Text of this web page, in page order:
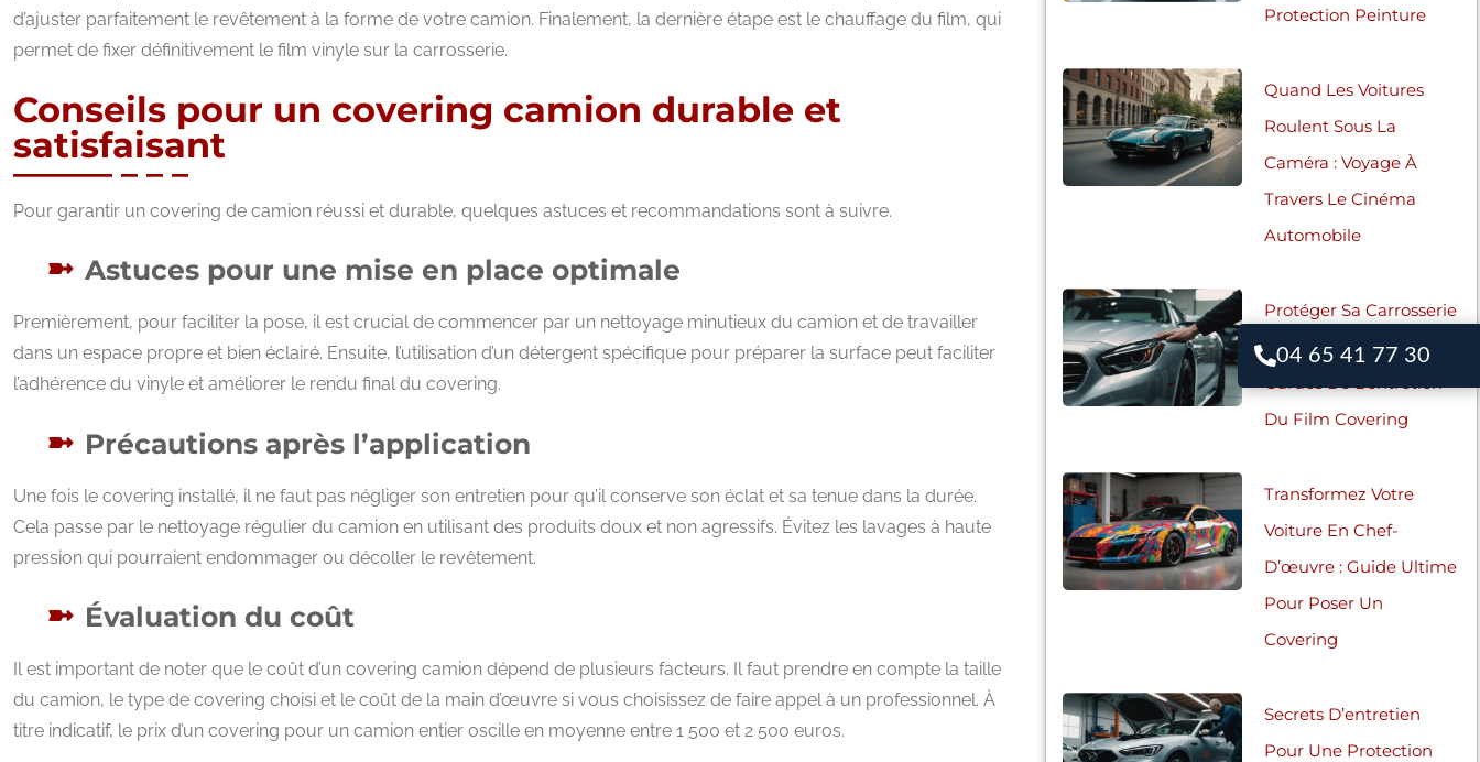
d’ajuster parfaitement le revêtement à la forme de votre camion. Finalement, la dernière étape est le chauffage du film, qui
permet de fixer définitivement le film vinyle sur la carrosserie.
Conseils pour un covering camion durable et
satisfaisant
Pour garantir un covering de camion réussi et durable, quelques astuces et recommandations sont à suivre.
Astuces pour une mise en place optimale
Premièrement, pour faciliter la pose, il est crucial de commencer par un nettoyage minutieux du camion et de travailler
dans un espace propre et bien éclairé. Ensuite, l’utilisation d’un détergent spécifique pour préparer la surface peut faciliter
l’adhérence du vinyle et améliorer le rendu final du covering.
Précautions après l’application
Une fois le covering installé, il ne faut pas négliger son entretien pour qu’il conserve son éclat et sa tenue dans la durée.
Cela passe par le nettoyage régulier du camion en utilisant des produits doux et non agressifs. Évitez les lavages à haute
pression qui pourraient endommager ou décoller le revêtement.
Évaluation du coût
Il est important de noter que le coût d’un covering camion dépend de plusieurs facteurs. Il faut prendre en compte la taille
du camion, le type de covering choisi et le coût de la main d’œuvre si vous choisissez de faire appel à un professionnel. À
titre indicatif, le prix d’un covering pour un camion entier oscille en moyenne entre 1 500 et 2 500 euros.
Protection Peinture
Quand Les Voitures
Roulent Sous La
Caméra : Voyage À
Travers Le Cinéma
Automobile
Protéger Sa Carrosserie
: Les Secrets Bien
Gardés De L’entretien
Du Film Covering
Transformez Votre
Voiture En Chef-
D’œuvre : Guide Ultime
Pour Poser Un
Covering
Secrets D’entretien
Pour Une Protection
04 65 41 77 30